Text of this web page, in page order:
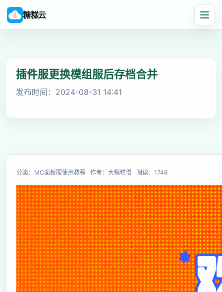
糖糕云
插件服更换模组服后存档合并
发布时间：2024-08-31 14:41
分类：MC面板服使用教程 · 作者：大糖糕僧 · 阅读：1746